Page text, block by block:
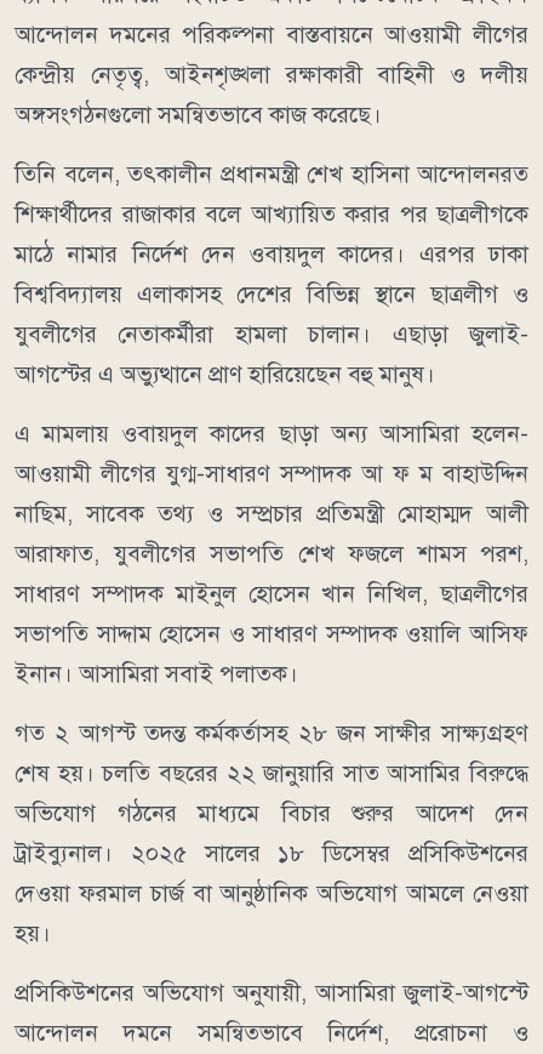
আন্দোলন দমনের পরিকল্পনা বাস্তবায়নে আওয়ামী লীগের
কেন্দ্রীয় নেতৃত্ব, আইনশৃঙ্খলা রক্ষাকারী বাহিনী ও দলীয়
অঙ্গসংগঠনগুলো সমন্বিতভাবে কাজ করেছে।
তিনি বলেন, তৎকালীন প্রধানমন্ত্রী শেখ হাসিনা আন্দোলনরত
শিক্ষার্থীদের রাজাকার বলে আখ্যায়িত করার পর ছাত্রলীগকে
মাঠে নামার নির্দেশ দেন ওবায়দুল কাদের। এরপর ঢাকা
বিশ্ববিদ্যালয় এলাকাসহ দেশের বিভিন্ন স্থানে ছাত্রলীগ ও
যুবলীগের নেতাকর্মীরা হামলা চালান। এছাড়া জুলাই-
আগস্টের এ অভ্যুত্থানে প্রাণ হারিয়েছেন বহু মানুষ।
এ মামলায় ওবায়দুল কাদের ছাড়া অন্য আসামিরা হলেন-
আওয়ামী লীগের যুগ্ম-সাধারণ সম্পাদক আ ফ ম বাহাউদ্দিন
নাছিম, সাবেক তথ্য ও সম্প্রচার প্রতিমন্ত্রী মোহাম্মদ আলী
আরাফাত, যুবলীগের সভাপতি শেখ ফজলে শামস পরশ,
সাধারণ সম্পাদক মাইনুল হোসেন খান নিখিল, ছাত্রলীগের
সভাপতি সাদ্দাম হোসেন ও সাধারণ সম্পাদক ওয়ালি আসিফ
ইনান। আসামিরা সবাই পলাতক।
গত ২ আগস্ট তদন্ত কর্মকর্তাসহ ২৮ জন সাক্ষীর সাক্ষ্যগ্রহণ
শেষ হয়। চলতি বছরের ২২ জানুয়ারি সাত আসামির বিরুদ্ধে
অভিযোগ গঠনের মাধ্যমে বিচার শুরুর আদেশ দেন
ট্রাইব্যুনাল। ২০২৫ সালের ১৮ ডিসেম্বর প্রসিকিউশনের
দেওয়া ফরমাল চার্জ বা আনুষ্ঠানিক অভিযোগ আমলে নেওয়া
হয়।
প্রসিকিউশনের অভিযোগ অনুযায়ী, আসামিরা জুলাই-আগস্টে
আন্দোলন দমনে সমন্বিতভাবে নির্দেশ, প্ররোচনা ও